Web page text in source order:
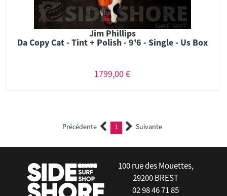
Jim Phillips
Da Copy Cat - Tint + Polish - 9'6 - Single - Us Box
1799,00 €
Précédente 1 (current)Suivante
100 rue des Mouettes,
29200 BREST
02 98 46 71 85